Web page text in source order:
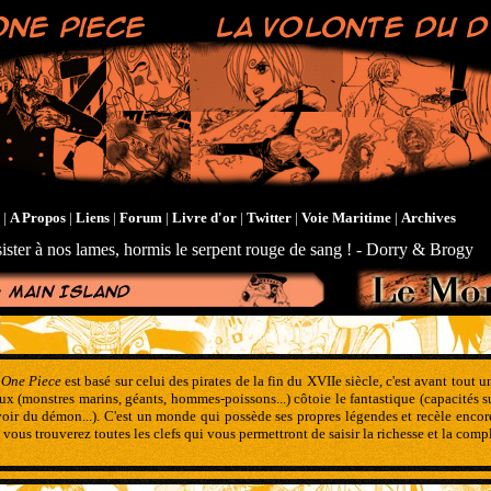
| A Propos | Liens | Forum | Livre d'or | Twitter | Voie Maritime | Archives
à nos lames, hormis le serpent rouge de sang ! - Dorry & Brogy
One Pieceest basé sur celui des pirates de la fin du XVIIe siècle, c'est avant tout
(monstres marins, géants, hommes-poissons...) côtoie le fantastique (capacités
du démon...). C'est un monde qui possède ses propres légendes et recèle
vous trouverez toutes les clefs qui vous permettront de saisir la richesse et la